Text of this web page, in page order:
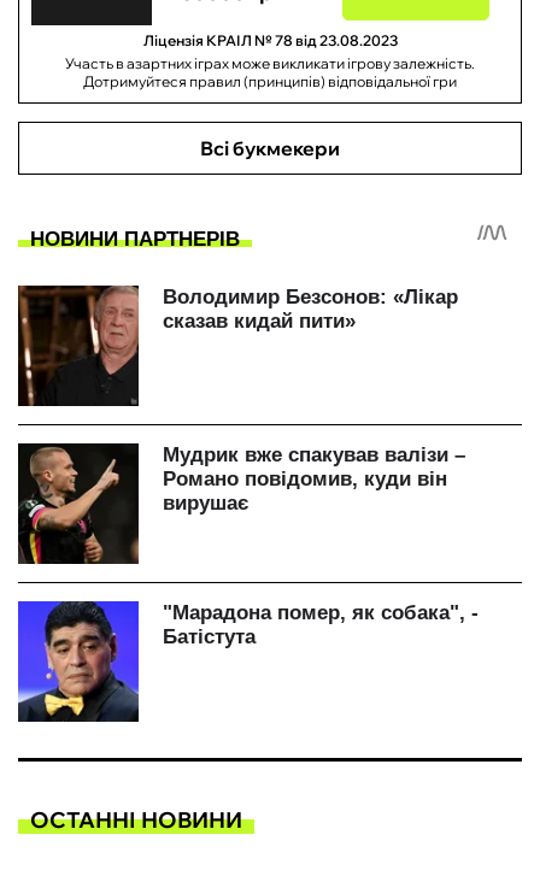
Ліцензія КРАІЛ № 78 від 23.08.2023
Участь в азартних іграх може викликати ігрову залежність.
Дотримуйтеся правил (принципів) відповідальної гри
Всі букмекери
ОСТАННІ НОВИНИ